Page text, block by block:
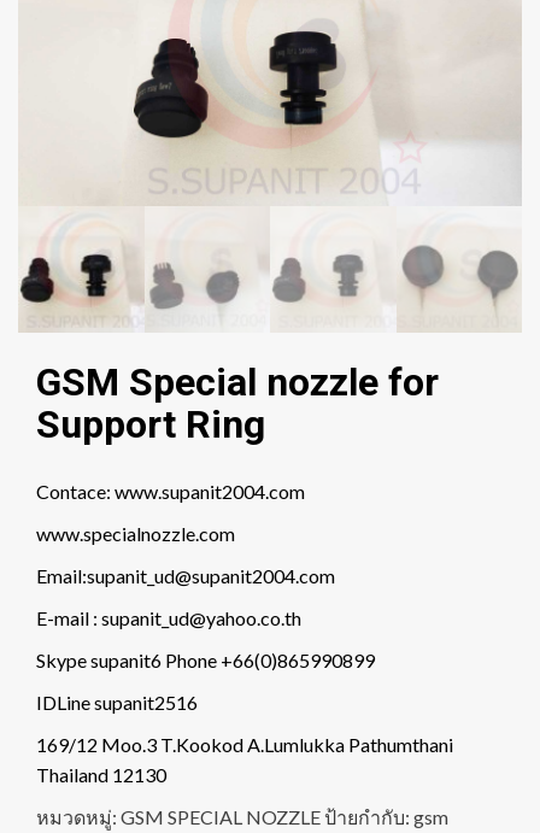
GSM Special nozzle for
Support Ring
Contace: www.supanit2004.com
www.specialnozzle.com
Email:supanit_ud@supanit2004.com
E-mail : supanit_ud@yahoo.co.th
Skype supanit6 Phone +66(0)865990899
IDLine supanit2516
169/12 Moo.3 T.Kookod A.Lumlukka Pathumthani
Thailand 12130
หมวดหมู่: GSM SPECIAL NOZZLEป้ายกำกับ: gsm